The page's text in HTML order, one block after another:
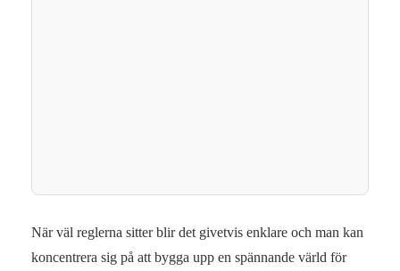
När väl reglerna sitter blir det givetvis enklare och man kan
koncentrera sig på att bygga upp en spännande värld för